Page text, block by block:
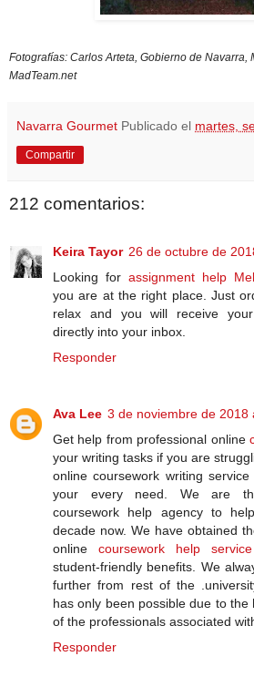
Fotografías: Carlos Arteta, Gobierno de Navarra,
MadTeam.net
Navarra Gourmet Publicado el martes,
Compartir
212 comentarios:
Keira Tayor 26 de octubre de
Looking for assignment help
you are at the right place. Just
relax and you will receive
directly into your inbox.
Responder
Ava Lee 3 de noviembre de 2018
Get help from professional online
your writing tasks if you are
online coursework writing
your every need. We are
coursework help agency to
decade now. We have obtained
online coursework help service
student-friendly benefits. We
further from rest of the
has only been possible due to
of the professionals associated
Responder